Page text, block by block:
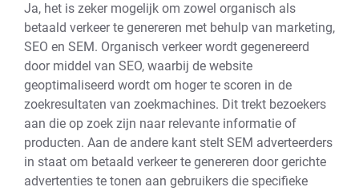
Ja, het is zeker mogelijk om zowel organisch als
betaald verkeer te genereren met behulp van marketing,
SEO en SEM. Organisch verkeer wordt gegenereerd
door middel van SEO, waarbij de website
geoptimaliseerd wordt om hoger te scoren in de
zoekresultaten van zoekmachines. Dit trekt bezoekers
aan die op zoek zijn naar relevante informatie of
producten. Aan de andere kant stelt SEM adverteerders
in staat om betaald verkeer te genereren door gerichte
advertenties te tonen aan gebruikers die specifieke